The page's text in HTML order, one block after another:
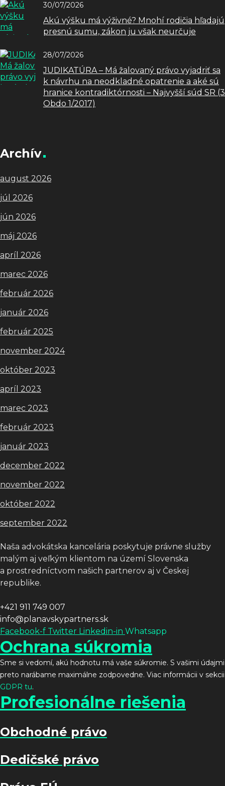
30/07/2026
Akú výšku má výživné? Mnohí rodičia hľadajú
presnú sumu, zákon ju však neurčuje
28/07/2026
JUDIKATÚRA – Má žalovaný právo vyjadriť sa
k návrhu na neodkladné opatrenie a aké sú
hranice kontradiktórnosti – Najvyšší súd SR (3
Obdo 1/2017)
Archív
august 2026
júl 2026
jún 2026
máj 2026
apríl 2026
marec 2026
február 2026
január 2026
február 2025
november 2024
október 2023
apríl 2023
marec 2023
február 2023
január 2023
december 2022
november 2022
október 2022
september 2022
Naša advokátska kancelária poskytuje právne služby
malým aj veľkým klientom na území Slovenska
a prostredníctvom našich partnerov aj v Českej
republike.
+421 911 749 007
info@planavskypartners.sk
Facebook-f Twitter Linkedin-in Whatsapp
Ochrana súkromia
Sme si vedomí, akú hodnotu má vaše súkromie. S vašimi údajmi
preto narábame maximálne zodpovedne. Viac informácii v sekcii
GDPR tu.
Profesionálne riešenia
Obchodné právo
Dedičské právo